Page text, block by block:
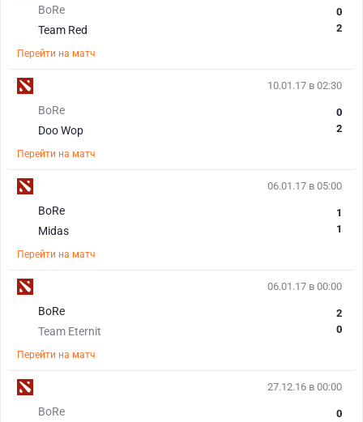
BoRe
Team Red
0
2
Перейти на матч
10.01.17 в 02:30
BoRe
Doo Wop
0
2
Перейти на матч
06.01.17 в 05:00
BoRe
Midas
1
1
Перейти на матч
06.01.17 в 00:00
BoRe
Team Eternit
2
0
Перейти на матч
27.12.16 в 00:00
BoRe
0